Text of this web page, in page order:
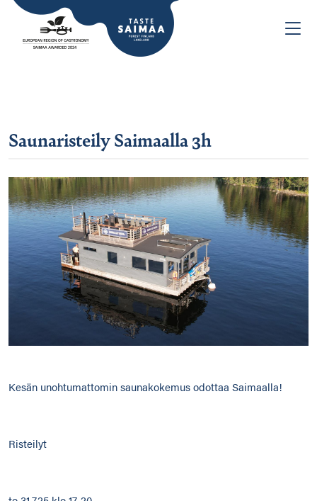
Saunaristeily Saimaalla 3h
Kesän unohtumattomin saunakokemus odottaa Saimaalla!
Risteilyt